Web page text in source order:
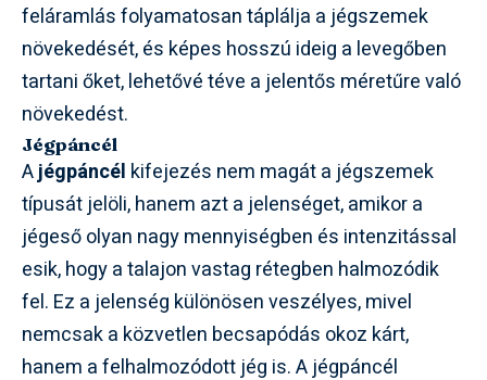
feláramlás folyamatosan táplálja a jégszemek
növekedését, és képes hosszú ideig a levegőben
tartani őket, lehetővé téve a jelentős méretűre való
növekedést.
Jégpáncél
Ajégpáncél kifejezés nem magát a jégszemek
típusát jelöli, hanem azt a jelenséget, amikor a
jégeső olyan nagy mennyiségben és intenzitással
esik, hogy a talajon vastag rétegben halmozódik
fel. Ez a jelenség különösen veszélyes, mivel
nemcsak a közvetlen becsapódás okoz kárt,
hanem a felhalmozódott jég is. A jégpáncél